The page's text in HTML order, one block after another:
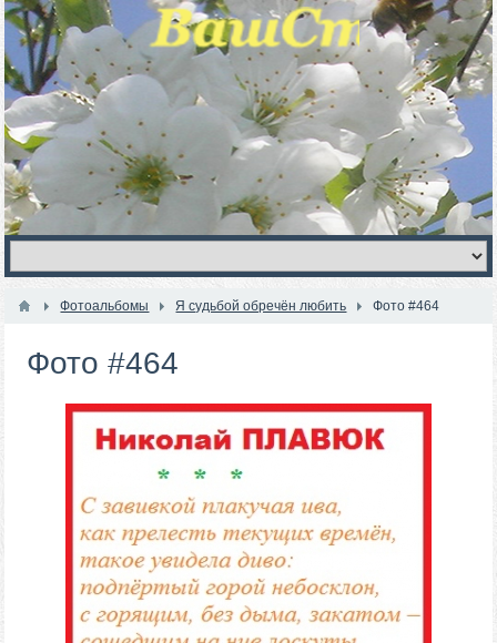
Фотоальбомы Я судьбой обречён любить Фото #464
Фото #464